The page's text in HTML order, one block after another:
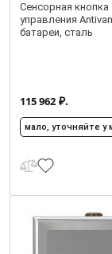
Cенсорная кнопка
управления
батареи, сталь
115 962 ₽.
мало, уточняйте у